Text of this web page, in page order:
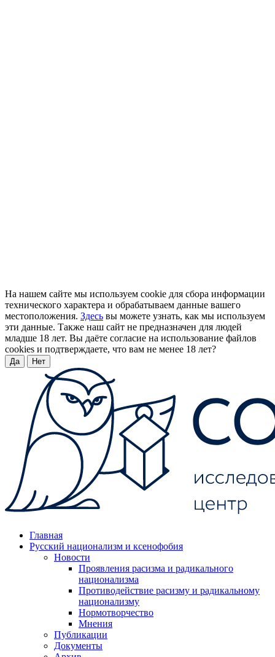
На нашем сайте мы используем cookie для сбора информации
технического характера и обрабатываем данные вашего
местоположения. Здесь вы можете узнать, как мы используем
эти данные. Также наш сайт не предназначен для людей
младше 18 лет. Вы даёте согласие на использование файлов
cookies и подтверждаете, что вам не менее 18 лет?
Да Нет
Главная
Русский национализм и ксенофобия
Новости
Проявления расизма и радикального
национализма
Противодействие расизму и радикальному
национализму
Нормотворчество
Мнения
Публикации
Документы